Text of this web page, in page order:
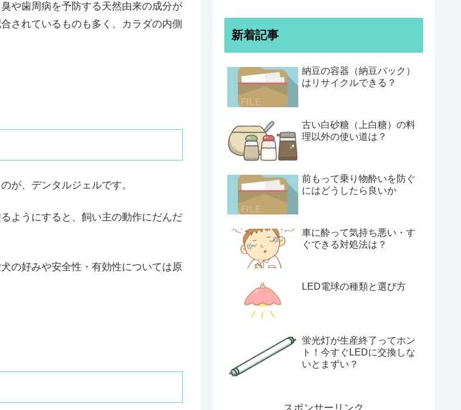
や歯周病を予防する天然由来の成分が
されているものも多く、カラダの内側
が、デンタルジェルです。
ようにすると、飼い主の動作にだんだ
の好みや安全性・有効性については原
新着記事
納豆の容器（納豆パック）
はリサイクルできる？
古い白砂糖（上白糖）の料
理以外の使い道は？
前もって乗り物酔いを防ぐ
にはどうしたら良いか
車に酔って気持ち悪い・す
ぐできる対処法は？
LED電球の種類と選び方
蛍光灯が生産終了ってホン
ト！今すぐLEDに交換しな
いとまずい？